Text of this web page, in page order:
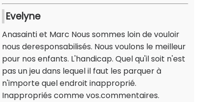
Evelyne
Anasainti et Marc Nous sommes loin de vouloir
nous deresponsabilisés. Nous voulons le meilleur
pour nos enfants. L'handicap. Quel qu'il soit n'est
pas un jeu dans lequel il faut les parquer à
n'importe quel endroit inapproprié.
Inappropriés comme vos.commentaires.